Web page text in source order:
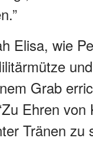
Elisa, wie
Grab
Ehren
Tränen